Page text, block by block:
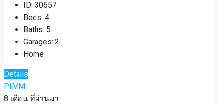
ID: 30657
Beds: 4
Baths: 5
Garages: 2
Home
Details
PIMM
8 เดือน ที่ผ่านมา